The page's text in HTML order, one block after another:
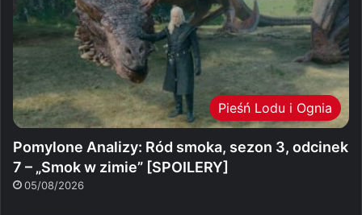
Pieśń Lodu i Ognia
Pomylone Analizy: Ród smoka, sezon 3, odcinek
7 – „Smok w zimie” [SPOILERY]
05/08/2026